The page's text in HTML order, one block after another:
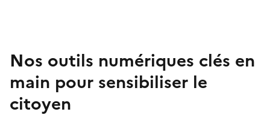
Nos outils numériques clés en
main pour sensibiliser le
citoyen